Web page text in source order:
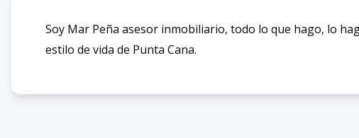
Soy Mar Peña asesor inmobiliario, todo lo que hago, lo
estilo de vida de Punta Cana.